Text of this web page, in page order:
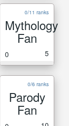
0/11 ranks
Mythology
Fan
0 5
0/6 ranks
Parody
Fan